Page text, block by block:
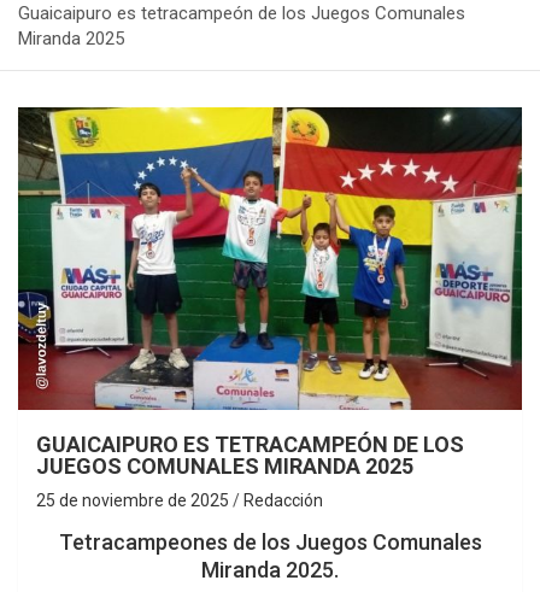
Guaicaipuro es tetracampeón de los Juegos Comunales
Miranda 2025
GUAICAIPURO ES TETRACAMPEÓN DE LOS
JUEGOS COMUNALES MIRANDA 2025
25 de noviembre de 2025 Redacción
Tetracampeones de los Juegos Comunales
Miranda 2025.